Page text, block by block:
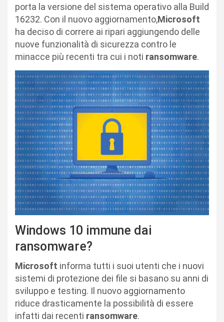
porta la versione del sistema operativo alla Build
16232. Con il nuovo aggiornamento,Microsoft
ha deciso di correre ai ripari aggiungendo delle
nuove funzionalità di sicurezza contro le
minacce più recenti tra cui i noti ransomware.
Windows 10 immune dai
ransomware?
Microsoft informa tutti i suoi utenti che i nuovi
sistemi di protezione dei file si basano su anni di
sviluppo e testing. Il nuovo aggiornamento
riduce drasticamente la possibilità di essere
infatti dai recenti ransomware.